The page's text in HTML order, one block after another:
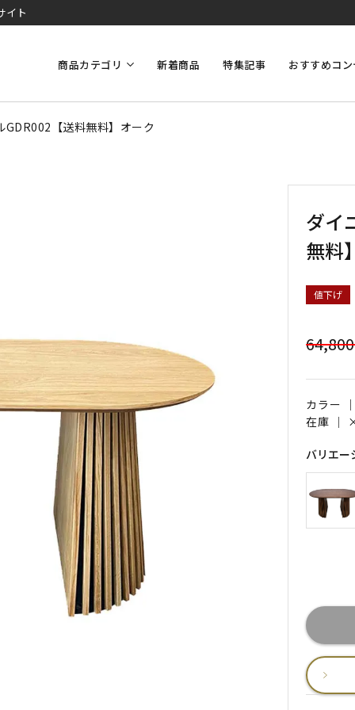
イト
商品カテゴリ 新着商品 特集記事 おすすめコ
GDR002【送料無料】オーク
ダイ
無料
値下げ
カラー
在庫 ｜
バリエー